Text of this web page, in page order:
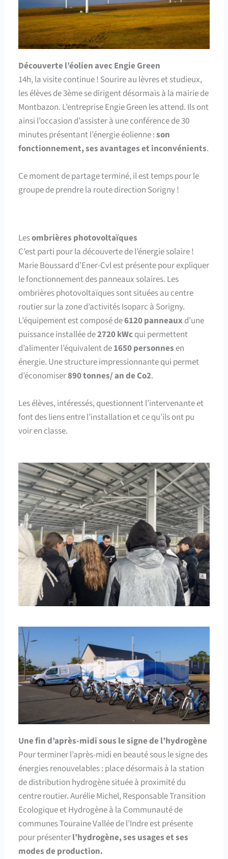
Découverte l’éolien avec Engie Green
14h, la visite continue ! Sourire au lèvres et studieux,
les élèves de 3ème se dirigent désormais à la mairie de
Montbazon. L’entreprise Engie Green les attend. Ils ont
ainsi l’occasion d’assister à une conférence de 30
minutes présentant l’énergie éolienne :son
fonctionnement, ses avantages et inconvénients.
Ce moment de partage terminé, il est temps pour le
groupe de prendre la route direction Sorigny !
Lesombrières photovoltaïques
C’est parti pour la découverte de l’énergie solaire !
Marie Boussard d’Ener-Cvl est présente pour expliquer
le fonctionnement des panneaux solaires. Les
ombrières photovoltaïques sont situées au centre
routier sur la zone d’activités Isoparc à Sorigny.
L’équipement est composé de6120 panneauxd’une
puissance installée de2720 kWcqui permettent
d’alimenter l’équivalent de1650 personnesen
énergie. Une structure impressionnante qui permet
d’économiser890 tonnes/ an de Co2.
Les élèves, intéressés, questionnent l’intervenante et
font des liens entre l’installation et ce qu’ils ont pu
voir en classe.
Une fin d’après-midi sous le signe de l’hydrogène
Pour terminer l’après-midi en beauté sous le signe des
énergies renouvelables : place désormais à la station
de distribution hydrogène située à proximité du
centre routier. Aurélie Michel, Responsable Transition
Ecologique et Hydrogène à la Communauté de
communes Touraine Vallée de l’Indre est présente
pour présenterl’hydrogène, ses usages et ses
modes de production.